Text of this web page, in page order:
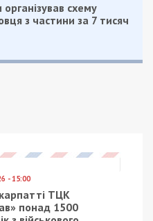
схему
з частини за 7 тисяч
- 15:00
ТЦК
понад 1500